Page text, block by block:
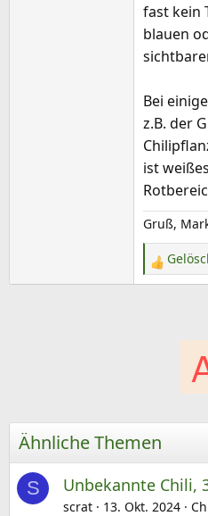
fast kein
blauen
Bei
z.B. der
ist
Gruß,
R
e
e
n
:
Ähnliche Themen
S Unbekannte Chili,
scrat 13. Okt. 2024